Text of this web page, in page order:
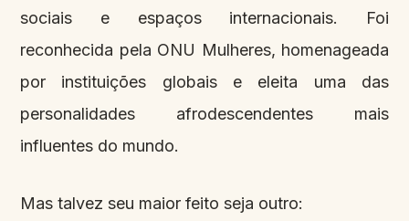
sociais e espaços internacionais. Foi
reconhecida pela ONU Mulheres, homenageada
por instituições globais e eleita uma das
personalidades afrodescendentes mais
influentes do mundo.
Mas talvez seu maior feito seja outro: